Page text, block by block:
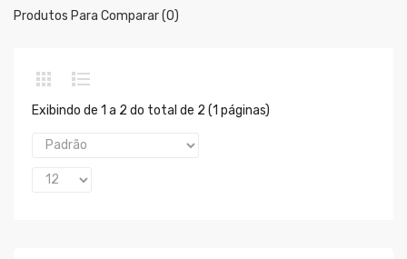
Produtos Para Comparar (0)
Exibindo de 1 a 2 do total de 2 (1 páginas)